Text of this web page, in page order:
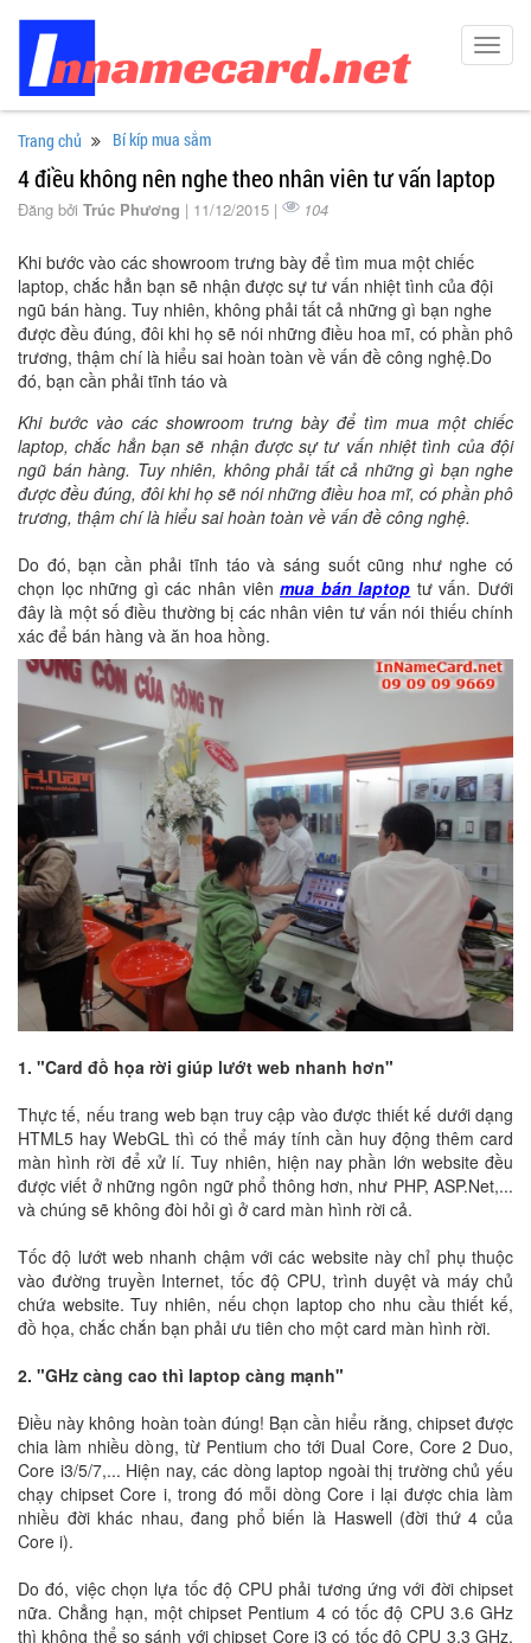
Trang chủ Bí kíp mua sắm
4 điều không nên nghe theo nhân viên tư vấn laptop
Đăng bởi Trúc Phương | 11/12/2015 | 104
Khi bước vào các showroom trưng bày để tìm mua một chiếc
laptop, chắc hẳn bạn sẽ nhận được sự tư vấn nhiệt tình của đội
ngũ bán hàng. Tuy nhiên, không phải tất cả những gì bạn nghe
được đều đúng, đôi khi họ sẽ nói những điều hoa mĩ, có phần phô
trương, thậm chí là hiểu sai hoàn toàn về vấn đề công nghệ.Do
đó, bạn cần phải tĩnh táo và
Khi bước vào các showroom trưng bày để tìm mua một chiếc
laptop, chắc hẳn bạn sẽ nhận được sự tư vấn nhiệt tình của đội
ngũ bán hàng. Tuy nhiên, không phải tất cả những gì bạn nghe
được đều đúng, đôi khi họ sẽ nói những điều hoa mĩ, có phần phô
trương, thậm chí là hiểu sai hoàn toàn về vấn đề công nghệ.
Do đó, bạn cần phải tĩnh táo và sáng suốt cũng như nghe có
chọn lọc những gì các nhân viênmua bán laptop tư vấn. Dưới
đây là một số điều thường bị các nhân viên tư vấn nói thiếu chính
xác để bán hàng và ăn hoa hồng.
1. "Card đồ họa rời giúp lướt web nhanh hơn"
Thực tế, nếu trang web bạn truy cập vào được thiết kế dưới dạng
HTML5 hay WebGL thì có thể máy tính cần huy động thêm card
màn hình rời để xử lí. Tuy nhiên, hiện nay phần lớn website đều
được viết ở những ngôn ngữ phổ thông hơn, như PHP, ASP.Net,...
và chúng sẽ không đòi hỏi gì ở card màn hình rời cả.
Tốc độ lướt web nhanh chậm với các website này chỉ phụ thuộc
vào đường truyền Internet, tốc độ CPU, trình duyệt và máy chủ
chứa website. Tuy nhiên, nếu chọn laptop cho nhu cầu thiết kế,
đồ họa, chắc chắn bạn phải ưu tiên cho một card màn hình rời.
2. "GHz càng cao thì laptop càng mạnh"
Điều này không hoàn toàn đúng! Bạn cần hiểu rằng, chipset được
chia làm nhiều dòng, từ Pentium cho tới Dual Core, Core 2 Duo,
Core i3/5/7,... Hiện nay, các dòng laptop ngoài thị trường chủ yếu
chạy chipset Core i, trong đó mỗi dòng Core i lại được chia làm
nhiều đời khác nhau, đang phổ biến là Haswell (đời thứ 4 của
Core i).
Do đó, việc chọn lựa tốc độ CPU phải tương ứng với đời chipset
nữa. Chẳng hạn, một chipset Pentium 4 có tốc độ CPU 3.6 GHz
thì không thể so sánh với chipset Core i3 có tốc độ CPU 3.3 GHz.